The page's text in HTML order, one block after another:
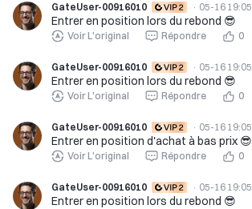
GateUser-00916010 · 05-16 19:05
Entrer en position lors du rebond 😎
Voir L'original Répondre 0
GateUser-00916010 · 05-16 19:05
Entrer en position lors du rebond 😎
Voir L'original Répondre 0
GateUser-00916010 · 05-16 19:05
Entrer en position d'achat à bas prix 😎
Voir L'original Répondre 0
GateUser-00916010 · 05-16 19:05
Entrer en position lors du rebond 😎